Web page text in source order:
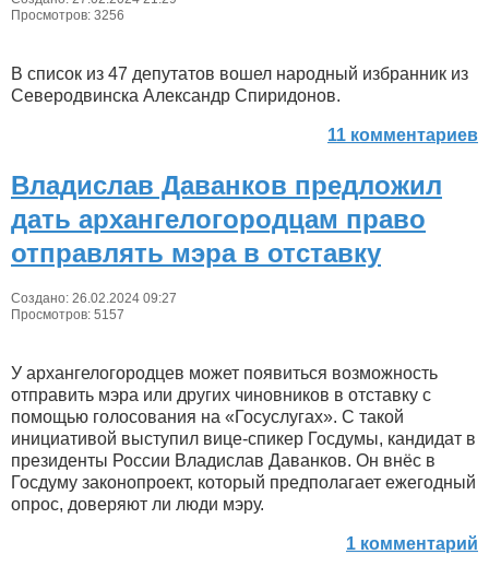
Просмотров: 3256
В список из 47 депутатов вошел народный избранник из
Северодвинска Александр Спиридонов.
11 комментариев
Владислав Даванков предложил
дать архангелогородцам право
отправлять мэра в отставку
Создано: 26.02.2024 09:27
Просмотров: 5157
У архангелогородцев может появиться возможность
отправить мэра или других чиновников в отставку с
помощью голосования на «Госуслугах». С такой
инициативой выступил вице-спикер Госдумы, кандидат в
президенты России Владислав Даванков. Он внёс в
Госдуму законопроект, который предполагает ежегодный
опрос, доверяют ли люди мэру.
1 комментарий